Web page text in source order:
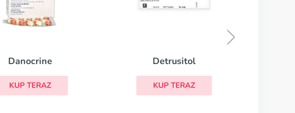
Detrusitol
KUP TERAZ